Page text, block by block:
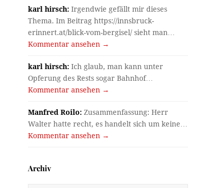
karl hirsch: Irgendwie gefällt mir dieses
Thema. Im Beitrag https://innsbruck-
erinnert.at/blick-vom-bergisel/ sieht man…
Kommentar ansehen →
karl hirsch: Ich glaub, man kann unter
Opferung des Rests sogar Bahnhof…
Kommentar ansehen →
Manfred Roilo: Zusammenfassung: Herr
Walter hatte recht, es handelt sich um keine…
Kommentar ansehen →
Archiv